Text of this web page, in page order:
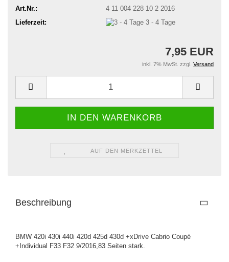
Art.Nr.:
4 11 004 228 10 2 2016
Lieferzeit:
3 - 4 Tage
7,95 EUR
inkl. 7% MwSt. zzgl. Versand
AUF DEN MERKZETTEL
Beschreibung
BMW 420i 430i 440i 420d 425d 430d +xDrive Cabrio Coupé
+Individual F33 F32 9/2016,83 Seiten stark.